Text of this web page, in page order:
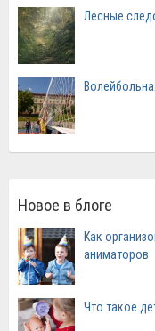
Лесные
Новое в блоге
Как
аниматоров
Что такое